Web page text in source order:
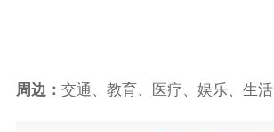
周边： 交通、教育、医疗、娱乐、生活